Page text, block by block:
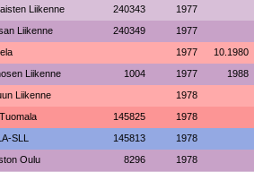
Liikenne 240343 1977
Liikenne 240349 1977
1977 10.1980
Liikenne 1004 1977 1988
Liikenne 1978
145825 1978
SLL 145813 1978
Oulu 8296 1978